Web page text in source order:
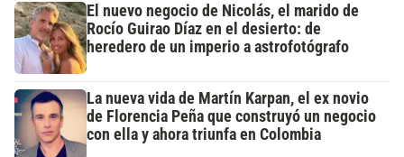
El nuevo negocio de Nicolás, el marido de
Rocío Guirao Díaz en el desierto: de
heredero de un imperio a astrofotógrafo
La nueva vida de Martín Karpan, el ex novio
de Florencia Peña que construyó un negocio
con ella y ahora triunfa en Colombia